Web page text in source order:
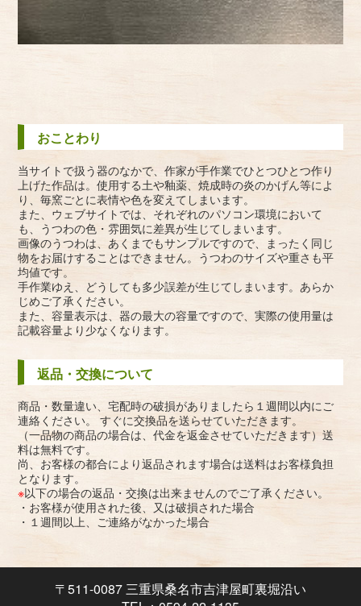
おことわり
当サイトで扱う器のなかで、作家が手作業でひとつひとつ作り
上げた作品は。使用する土や釉薬、焼成時の炎のかげん等によ
り、毎窯ごとに表情や色を変えてしまいます。
また、ウェブサイトでは、それぞれのパソコン環境において
も、うつわの色・雰囲気に差異が生じてしまいます。
画像のうつわは、あくまでもサンプルですので、まったく同じ
物をお届けすることはできません。うつわのサイズや重さも平
均値です。
手作業ゆえ、どうしても多少誤差が生じてしまいます。あらか
じめご了承ください。
また、容量表示は、器の最大の容量ですので、実際の使用量は
記載容量より少なくなります。
返品・交換について
商品・数量違い、宅配時の破損がありましたら１週間以内にご
連絡ください。 すぐに交換品を送らせていただきます。
（一品物の商品の場合は、代金を返金させていただきます）送
料は無料です。
尚、お客様の都合により返品されます場合は送料はお客様負担
となります。
※以下の場合の返品・交換は出来ませんのでご了承ください。
・お客様が使用された後、又は破損された場合
・１週間以上、ご連絡がなかった場合
〒511-0087 三重県桑名市吉津屋町裏堀沿い